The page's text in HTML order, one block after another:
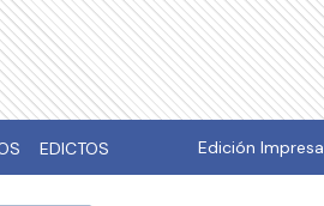
EDICTOS Edición Impresa